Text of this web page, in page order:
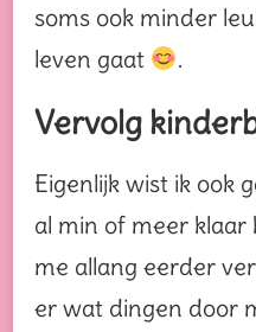
soms ook minder
leven gaat
.
Vervolg
Eigenlijk wist ik ook
al min of meer
me allang eerder
er wat dingen door